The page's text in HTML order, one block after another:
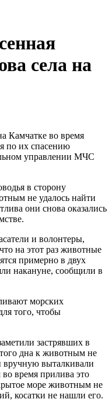
села на
Камчатке во время
по их спасению
управлении МЧС
в сторону
не удалось найти
они снова оказались
и волонтеры,
на этот раз животные
примерно в двух
накануне, сообщили в
морских
того, чтобы
застрявших в
дна к животным не
вручную выталкивали
во время прилива это
море животным не
косатки не нашли его.